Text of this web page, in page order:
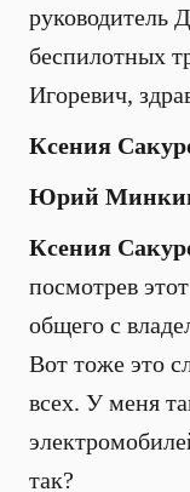
руководитель
беспилотных
Игоревич,
Ксения
Юрий
Ксения
посмотрев
общего с
Вот тоже это
всех. У меня
так?